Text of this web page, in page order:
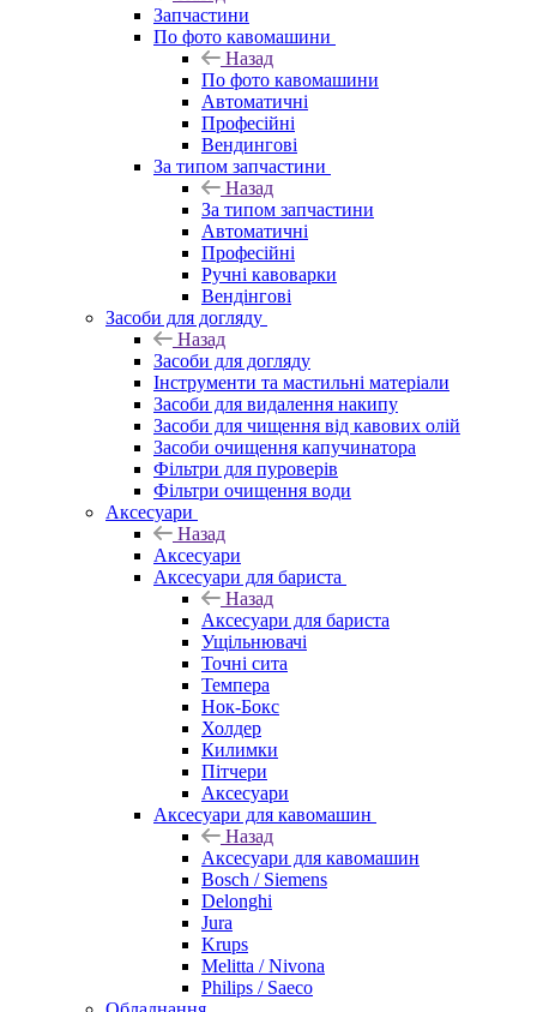
Запчастини
По фото кавомашини
Назад
По фото кавомашини
Автоматичні
Професійні
Вендингові
За типом запчастини
Назад
За типом запчастини
Автоматичні
Професійні
Ручні кавоварки
Вендінгові
Засоби для догляду
Назад
Засоби для догляду
Інструменти та мастильні матеріали
Засоби для видалення накипу
Засоби для чищення від кавових олій
Засоби очищення капучинатора
Фільтри для пуроверів
Фільтри очищення води
Аксесуари
Назад
Аксесуари
Аксесуари для бариста
Назад
Аксесуари для бариста
Ущільнювачі
Точні сита
Темпера
Нок-Бокс
Холдер
Килимки
Пітчери
Аксесуари
Аксесуари для кавомашин
Назад
Аксесуари для кавомашин
Bosch / Siemens
Delonghi
Jura
Krups
Melitta / Nivona
Philips / Saeco